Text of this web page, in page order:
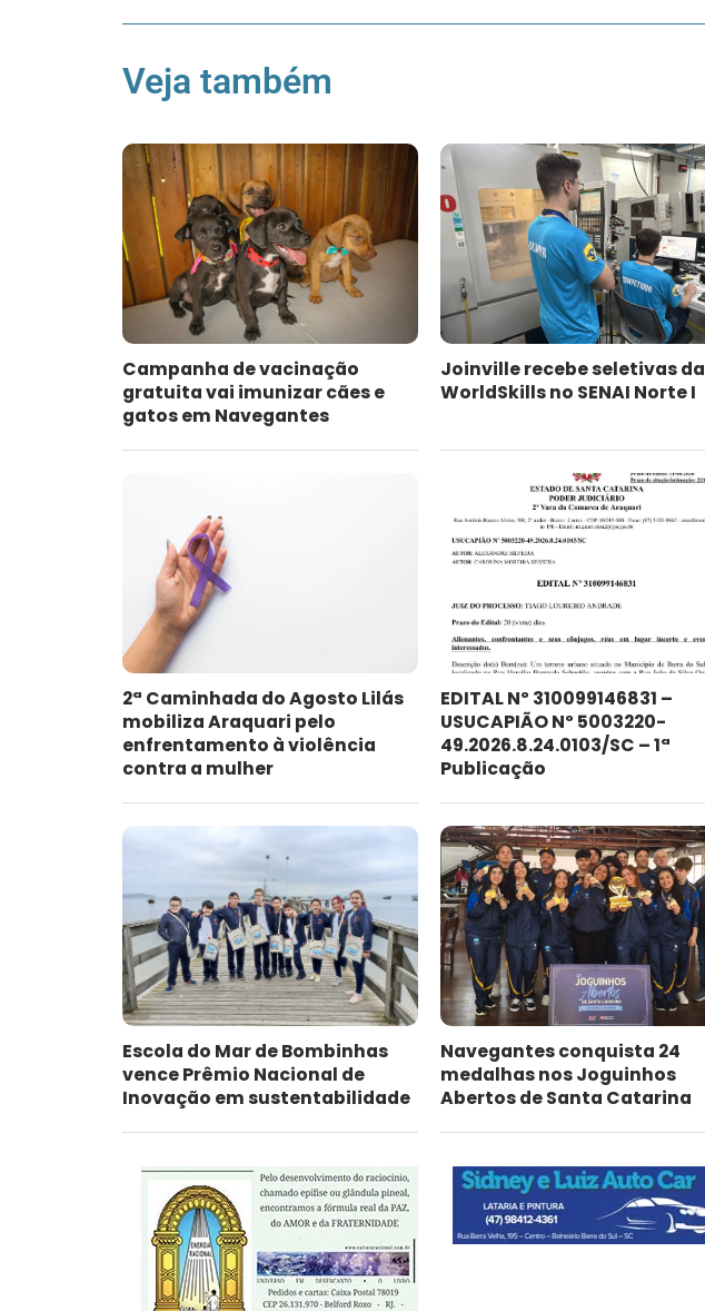
Veja também
Campanha de vacinação
gratuita vai imunizar cães e
gatos em Navegantes
Joinville recebe seletivas da
WorldSkills no SENAI Norte I
2ª Caminhada do Agosto Lilás
mobiliza Araquari pelo
enfrentamento à violência
contra a mulher
EDITAL Nº 310099146831 –
USUCAPIÃO Nº 5003220-
49.2026.8.24.0103/SC – 1ª
Publicação
Escola do Mar de Bombinhas
vence Prêmio Nacional de
Inovação em sustentabilidade
Navegantes conquista 24
medalhas nos Joguinhos
Abertos de Santa Catarina